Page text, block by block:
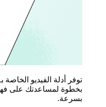
بخطوة لمساعدتك على
بسرعة.